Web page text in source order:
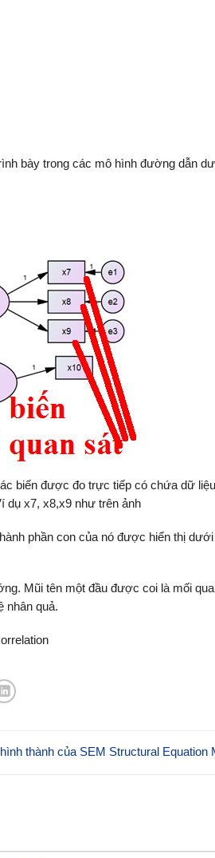
bày trong các mô hình đường dẫn
biến được đo trực tiếp có chứa dữ
dụ x7, x8,x9 như trên ảnh
phần con của nó được hiển thị
Mũi tên một đầu được coi là mối
nhân quả.
thành của SEM Structural Equation